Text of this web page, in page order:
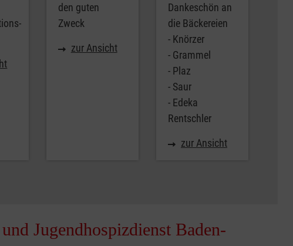
den guten
Zweck
zur Ansicht
Dankeschön an
die Bäckereien
- Knörzer
- Grammel
- Plaz
- Saur
- Edeka
Rentschler
zur Ansicht
Jugendhospizdienst Baden-